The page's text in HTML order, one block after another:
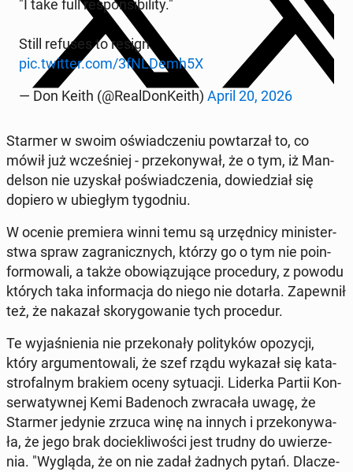
"I take full re­spon­si­bi­li­ty."
Still refuses to resign.
pic.twitter.com/3fNLDemh5X
— Don Keith (@Re­al­Don­Ke­ith) April 20, 2026
Starmer w swoim oświad­cze­niu po­wta­rzał to, co
mówił już wcze­śniej - prze­ko­ny­wał, że o tym, iż Man­
del­son nie uzyskał po­świad­cze­nia, do­wie­dział się
dopiero w ubie­głym ty­go­dniu.
W ocenie pre­mie­ra winni temu są urzęd­ni­cy mi­ni­ster­
stwa spraw za­gra­nicz­nych, którzy go o tym nie po­in­
for­mo­wa­li, a także obo­wią­zu­ją­ce pro­ce­du­ry, z powodu
których taka in­for­ma­cja do niego nie dotarła. Za­pew­nił
też, że nakazał sko­ry­go­wa­nie tych pro­ce­dur.
Te wy­ja­śnie­nia nie prze­ko­na­ły po­li­ty­ków opo­zy­cji,
który ar­gu­men­to­wa­li, że szef rządu wykazał się ka­ta­
stro­fal­nym brakiem oceny sy­tu­acji. Liderka Partii Kon­
ser­wa­tyw­nej Kemi Ba­de­noch zwra­ca­ła uwagę, że
Starmer jedynie zrzuca winę na innych i prze­ko­ny­wa­
ła, że jego brak do­cie­kli­wo­ści jest trudny do uwie­rze­
nia. "Wygląda, że on nie zadał żadnych pytań. Dla­cze­